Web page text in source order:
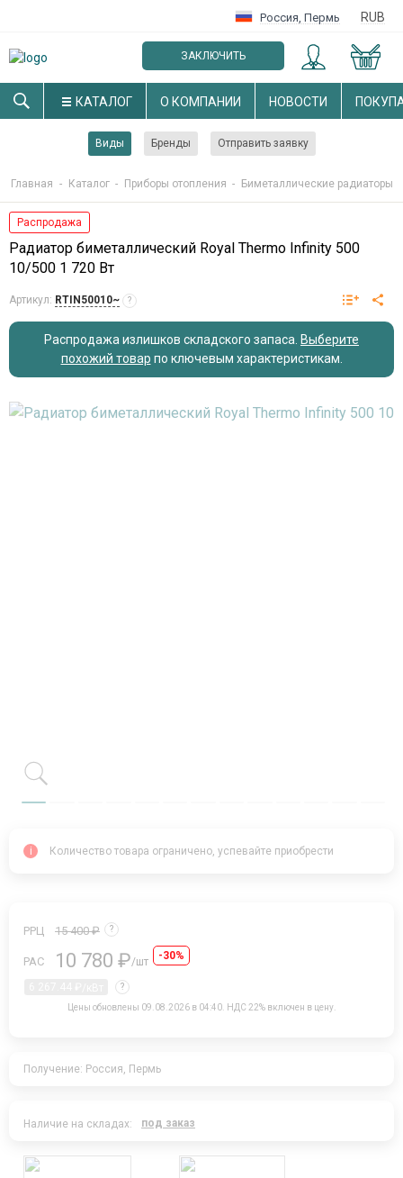
Россия, Пермь RUB
ЗАКЛЮЧИТЬ
ОПТОВЫЙ ДОГОВОР
КАТАЛОГ О КОМПАНИИ НОВОСТИ
Виды Бренды Отправить заявку
Главная - Каталог - Приборы отопления - Биметаллические радиаторы
Распродажа
Радиатор биметаллический Royal Thermo Infinity 500
10/500 1 720 Вт
Артикул: RTIN50010~ ?
Распродажа излишков складского запаса. Выберите
похожий товар по ключевым характеристикам
i Количество товара ограничено, успевайте приобрести
РРЦ 15 400 ₽ ?
РАС 10 780 ₽/шт -30%
?
Цены обновлены 09.08.2026 в 04:40. НДС 22% включен в цену.
Получение: Россия, Пермь
Наличие на складах: под заказ